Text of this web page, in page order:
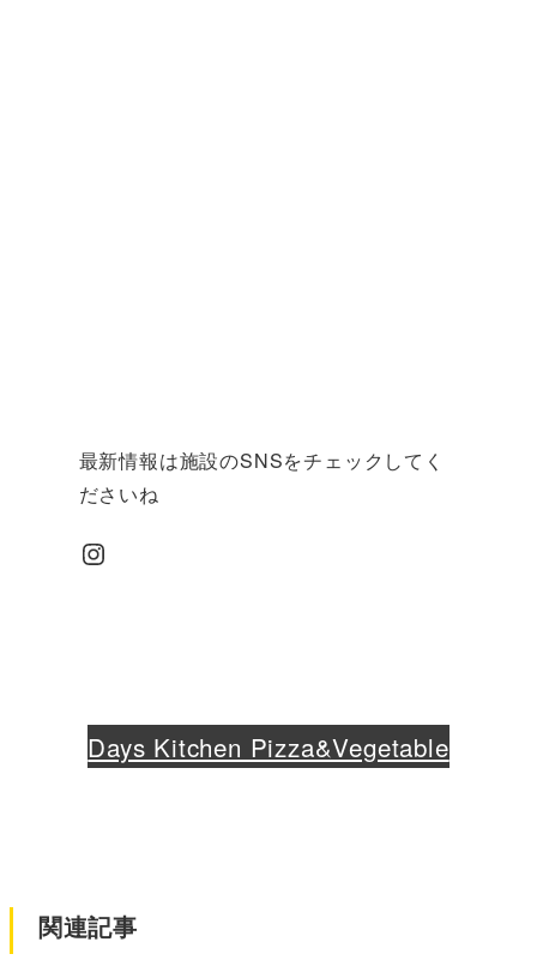
最新情報は施設のSNSをチェックしてく
ださいね
Instagram
Days Kitchen Pizza&Vegetable
関連記事